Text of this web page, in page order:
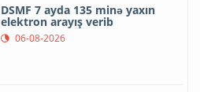
DSMF 7 ayda 135 minə yaxın
elektron arayış verib
06-08-2026